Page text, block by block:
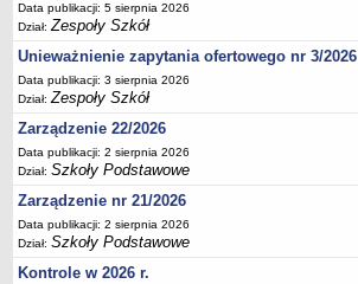
Sprawozdania
Deklaracja dostępności
DEKLARACJA DOSTĘPNOŚCI
OŚWIADCZENIA MAJĄTKOWE
PONOWNE WYKORZYSTYWANIE
UDOSTĘPNIANIE INFORMACJI PUBLICZNEJ
OCHRONA DANYCH OSOBOWYCH
Data publikacji: 5 sierpnia 2026
Dział:Zespoły Szkół
Unieważnienie zapytania ofertowego nr 3/2026
Data publikacji: 3 sierpnia 2026
Dział:Zespoły Szkół
Zarządzenie 22/2026
Data publikacji: 2 sierpnia 2026
Dział:Szkoły Podstawowe
Zarządzenie nr 21/2026
Data publikacji: 2 sierpnia 2026
Dział:Szkoły Podstawowe
Kontrole w 2026 r.